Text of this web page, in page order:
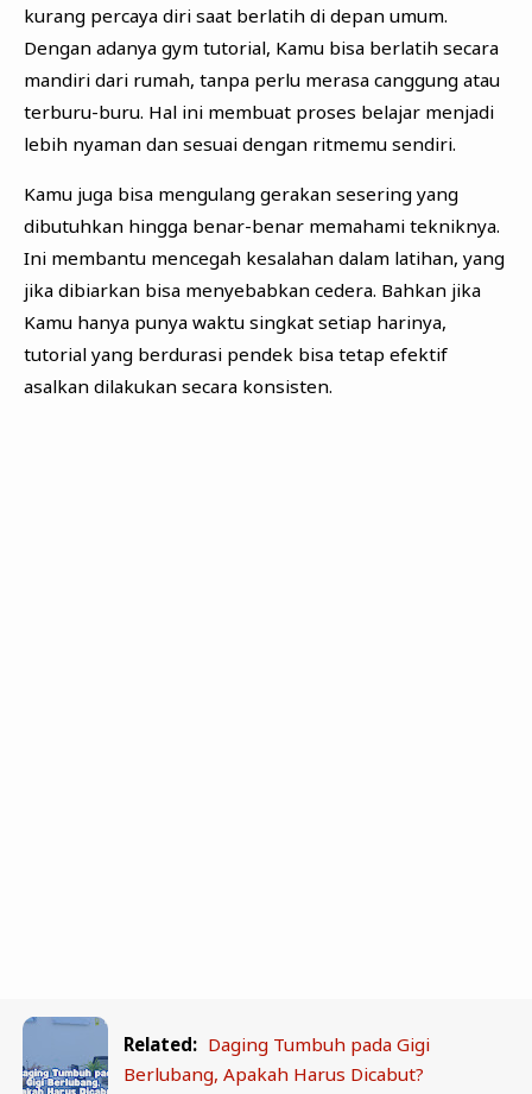
kurang percaya diri saat berlatih di depan umum.
Dengan adanya gym tutorial, Kamu bisa berlatih secara
mandiri dari rumah, tanpa perlu merasa canggung atau
terburu-buru. Hal ini membuat proses belajar menjadi
lebih nyaman dan sesuai dengan ritmemu sendiri.
Kamu juga bisa mengulang gerakan sesering yang
dibutuhkan hingga benar-benar memahami tekniknya.
Ini membantu mencegah kesalahan dalam latihan, yang
jika dibiarkan bisa menyebabkan cedera. Bahkan jika
Kamu hanya punya waktu singkat setiap harinya,
tutorial yang berdurasi pendek bisa tetap efektif
asalkan dilakukan secara konsisten.
Related: Daging Tumbuh pada Gigi
Berlubang, Apakah Harus Dicabut?